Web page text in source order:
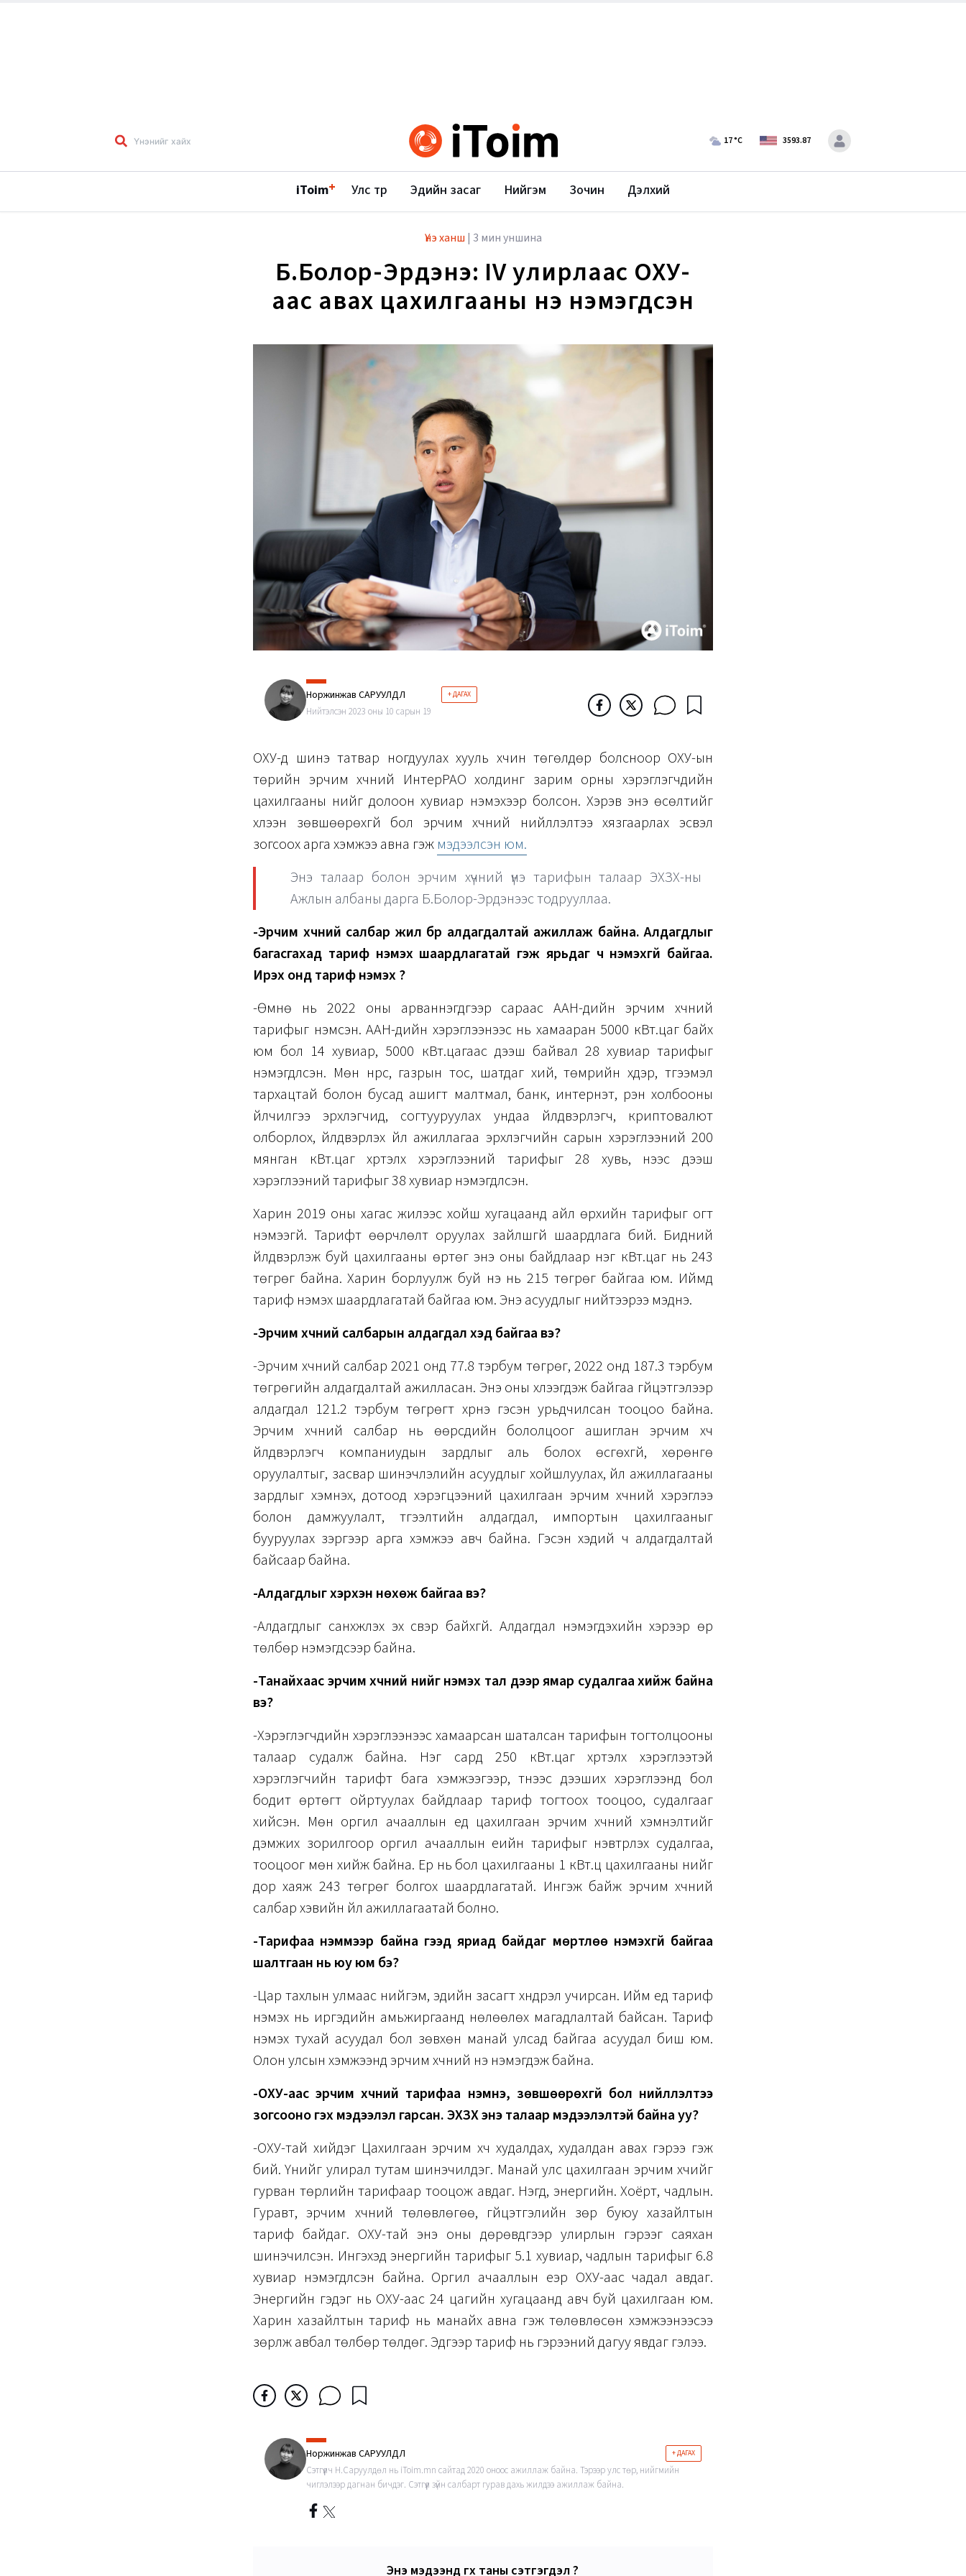
17°C 3593.87
iToim+ Улс төр Эдийн засаг Нийгэм Зочин Дэлхий
Үнэ ханш | 3 мин уншина
Б.Болор-Эрдэнэ: IV улирлаас ОХУ-
аас авах цахилгааны үнэ нэмэгдсэн
Норжинжав САРУУЛДӨЛ + ДАГАХ
Нийтэлсэн 2023 оны 10 сарын 19
ОХУ-д шинэ татвар ногдуулах хууль хүчин төгөлдөр болсноор ОХУ-ын
төрийн эрчим хүчний ИнтерРАО холдинг зарим орны хэрэглэгчдийн
цахилгааны үнийг долоон хувиар нэмэхээр болсон. Хэрэв энэ өсөлтийг
хүлээн зөвшөөрөхгүй бол эрчим хүчний нийлүүлэлтээ хязгаарлах эсвэл
зогсоох арга хэмжээ авна гэж мэдээлсэн юм.
Энэ талаар болон эрчим хүчний үнэ тарифын талаар ЭХЗХ-ны
Ажлын албаны дарга Б.Болор-Эрдэнээс тодрууллаа.
-Эрчим хүчний салбар жил бүр алдагдалтай ажиллаж байна. Алдагдлыг
багасгахад тариф нэмэх шаардлагатай гэж ярьдаг ч нэмэхгүй байгаа.
Ирэх онд тариф нэмэх үү?
-Өмнө нь 2022 оны арваннэгдүгээр сараас ААН-үүдийн эрчим хүчний
тарифыг нэмсэн. ААН-үүдийн хэрэглээнээс нь хамааран 5000 кВт.цаг байх
юм бол 14 хувиар, 5000 кВт.цагаас дээш байвал 28 хувиар тарифыг
нэмэгдүүлсэн. Мөн нүүрс, газрын тос, шатдаг хий, төмрийн хүдэр, түгээмэл
тархацтай болон бусад ашигт малтмал, банк, интернэт, үүрэн холбооны
үйлчилгээ эрхлэгчид, согтууруулах ундаа үйлдвэрлэгч, криптовалют
олборлох, үйлдвэрлэх үйл ажиллагаа эрхлэгчийн сарын хэрэглээний 200
мянган кВт.цаг хүртэлх хэрэглээний тарифыг 28 хувь, үүнээс дээш
хэрэглээний тарифыг 38 хувиар нэмэгдүүлсэн.
Харин 2019 оны хагас жилээс хойш хугацаанд айл өрхийн тарифыг огт
нэмээгүй. Тарифт өөрчлөлт оруулах зайлшгүй шаардлага бий. Бидний
үйлдвэрлэж буй цахилгааны өртөг энэ оны байдлаар нэг кВт.цаг нь 243
төгрөг байна. Харин борлуулж буй үнэ нь 215 төгрөг байгаа юм. Иймд
тариф нэмэх шаардлагатай байгаа юм. Энэ асуудлыг нийтээрээ мэднэ.
-Эрчим хүчний салбарын алдагдал хэд байгаа вэ?
-Эрчим хүчний салбар 2021 онд 77.8 тэрбум төгрөг, 2022 онд 187.3 тэрбум
төгрөгийн алдагдалтай ажилласан. Энэ оны хүлээгдэж байгаа гүйцэтгэлээр
алдагдал 121.2 тэрбум төгрөгт хүрнэ гэсэн урьдчилсан тооцоо байна.
Эрчим хүчний салбар нь өөрсдийн бололцоог ашиглан эрчим хүч
үйлдвэрлэгч компаниудын зардлыг аль болох өсгөхгүй, хөрөнгө
оруулалтыг, засвар шинэчлэлийн асуудлыг хойшлуулах, үйл ажиллагааны
зардлыг хэмнэх, дотоод хэрэгцээний цахилгаан эрчим хүчний хэрэглээ
болон дамжуулалт, түгээлтийн алдагдал, импортын цахилгааныг
бууруулах зэргээр арга хэмжээ авч байна. Гэсэн хэдий ч алдагдалтай
байсаар байна.
-Алдагдлыг хэрхэн нөхөж байгаа вэ?
-Алдагдлыг санхүүжүүлэх эх үүсвэр байхгүй. Алдагдал нэмэгдэхийн хэрээр өр
төлбөр нэмэгдсээр байна.
-Танайхаас эрчим хүчний үнийг нэмэх тал дээр ямар судалгаа хийж байна
вэ?
-Хэрэглэгчдийн хэрэглээнээс хамаарсан шаталсан тарифын тогтолцооны
талаар судалж байна. Нэг сард 250 кВт.цаг хүртэлх хэрэглээтэй
хэрэглэгчийн тарифт бага хэмжээгээр, түүнээс дээших хэрэглээнд бол
бодит өртөгт ойртуулах байдлаар тариф тогтоох тооцоо, судалгааг
хийсэн. Мөн оргил ачааллын үед цахилгаан эрчим хүчний хэмнэлтийг
дэмжих зорилгоор оргил ачааллын үеийн тарифыг нэвтрүүлэх судалгаа,
тооцоог мөн хийж байна. Ер нь бол цахилгааны 1 кВт.ц цахилгааны үнийг
дор хаяж 243 төгрөг болгох шаардлагатай. Ингэж байж эрчим хүчний
салбар хэвийн үйл ажиллагаатай болно.
-Тарифаа нэммээр байна гээд яриад байдаг мөртлөө нэмэхгүй байгаа
шалтгаан нь юу юм бэ?
-Цар тахлын улмаас нийгэм, эдийн засагт хүндрэл учирсан. Ийм үед тариф
нэмэх нь иргэдийн амьжиргаанд нөлөөлөх магадлалтай байсан. Тариф
нэмэх тухай асуудал бол зөвхөн манай улсад байгаа асуудал биш юм.
Олон улсын хэмжээнд эрчим хүчний үнэ нэмэгдэж байна.
-ОХУ-аас эрчим хүчний тарифаа нэмнэ, зөвшөөрөхгүй бол нийлүүлэлтээ
зогсооно гэх мэдээлэл гарсан. ЭХЗХ энэ талаар мэдээлэлтэй байна уу?
-ОХУ-тай хийдэг Цахилгаан эрчим хүч худалдах, худалдан авах гэрээ гэж
бий. Үүнийг улирал тутам шинэчилдэг. Манай улс цахилгаан эрчим хүчийг
гурван төрлийн тарифаар тооцож авдаг. Нэгд, энергийн. Хоёрт, чадлын.
Гуравт, эрчим хүчний төлөвлөгөө, гүйцэтгэлийн зөрүү буюу хазайлтын
тариф байдаг. ОХУ-тай энэ оны дөрөвдүгээр улирлын гэрээг саяхан
шинэчилсэн. Ингэхэд энергийн тарифыг 5.1 хувиар, чадлын тарифыг 6.8
хувиар нэмэгдүүлсэн байна. Оргил ачааллын үеэр ОХУ-аас чадал авдаг.
Энергийн гэдэг нь ОХУ-аас 24 цагийн хугацаанд авч буй цахилгаан юм.
Харин хазайлтын тариф нь манайх авна гэж төлөвлөсөн хэмжээнээсээ
зөрүүлж авбал төлбөр төлдөг. Эдгээр тариф нь гэрээний дагуу явдаг гэлээ.
Норжинжав САРУУЛДӨЛ + ДАГАХ
Сэтгүүлч Н.Саруулдөл нь iToim.mn сайтад 2020 оноос ажиллаж байна. Тэрээр улс төр, нийгмийн
чиглэлээр дагнан бичдэг. Сэтгүүл зүйн салбарт гурав дахь жилдээ ажиллаж байна.
Энэ мэдээнд өгөх таны сэтгэгдэл ?